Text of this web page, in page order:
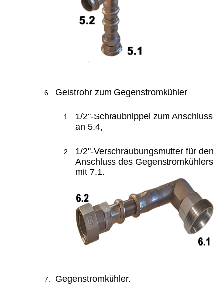
Geistrohr zum Gegenstromkühler
1/2"-Schraubnippel zum Anschluss
an 5.4,
1/2"-Verschraubungsmutter für den
Anschluss des Gegenstromkühlers
mit 7.1.
Gegenstromkühler.